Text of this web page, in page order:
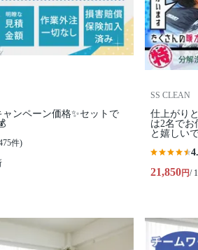
ャンペーン価格✨セットで
件)
SS CLEAN
仕上がり
は2名でお
と嬉しい
21,850円/